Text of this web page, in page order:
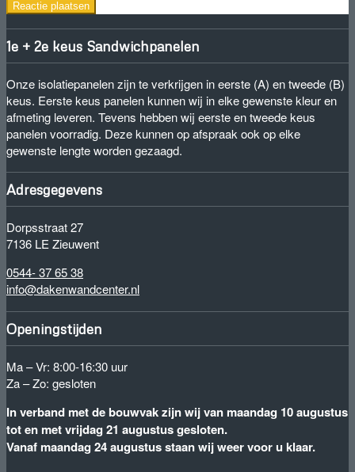
1e + 2e keus Sandwichpanelen
Onze isolatiepanelen zijn te verkrijgen in eerste (A) en tweede (B)
keus. Eerste keus panelen kunnen wij in elke gewenste kleur en
afmeting leveren. Tevens hebben wij eerste en tweede keus
panelen voorradig. Deze kunnen op afspraak ook op elke
gewenste lengte worden gezaagd.
Adresgegevens
Dorpsstraat 27
7136 LE Zieuwent
0544- 37 65 38
info@dakenwandcenter.nl
Openingstijden
Ma – Vr: 8:00-16:30 uur
Za – Zo: gesloten
In verband met de bouwvak zijn wij van maandag 10 augustus
tot en met vrijdag 21 augustus gesloten.
Vanaf maandag 24 augustus staan wij weer voor u klaar.